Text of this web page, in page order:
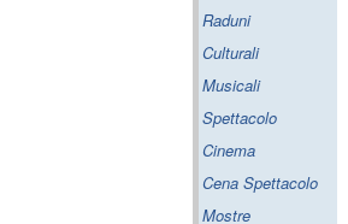
Raduni
Culturali
Musicali
Spettacolo
Cinema
Cena Spettacolo
Mostre